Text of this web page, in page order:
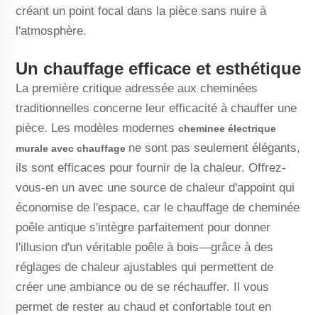
créant un point focal dans la pièce sans nuire à
l'atmosphère.
Un chauffage efficace et esthétique
La première critique adressée aux cheminées
traditionnelles concerne leur efficacité à chauffer une
pièce. Les modèles modernes cheminee électrique
murale avec chauffage ne sont pas seulement élégants,
ils sont efficaces pour fournir de la chaleur. Offrez-
vous-en un avec une source de chaleur d'appoint qui
économise de l'espace, car le chauffage de cheminée
poêle antique s'intègre parfaitement pour donner
l'illusion d'un véritable poêle à bois—grâce à des
réglages de chaleur ajustables qui permettent de
créer une ambiance ou de se réchauffer. Il vous
permet de rester au chaud et confortable tout en